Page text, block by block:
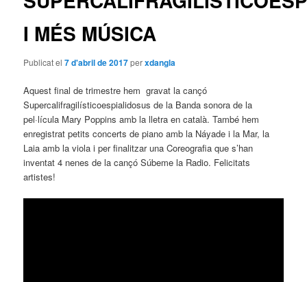
I MÉS MÚSICA
Publicat el7 d'abril de 2017perxdangla
Aquest final de trimestre hem gravat la cançó
Supercalifragilísticoespialidosus de la Banda sonora de la
pel·lícula Mary Poppins amb la lletra en català. També hem
enregistrat petits concerts de piano amb la Náyade i la Mar, la
Laia amb la viola i per finalitzar una Coreografia que s’han
inventat 4 nenes de la cançó Súbeme la Radio. Felicitats
artistes!